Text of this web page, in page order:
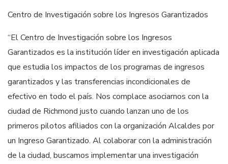
Centro de Investigación sobre los Ingresos Garantizados
“El Centro de Investigación sobre los Ingresos
Garantizados es la institución líder en investigación aplicada
que estudia los impactos de los programas de ingresos
garantizados y las transferencias incondicionales de
efectivo en todo el país. Nos complace asociarnos con la
ciudad de Richmond justo cuando lanzan uno de los
primeros pilotos afiliados con la organización Alcaldes por
un Ingreso Garantizado. Al colaborar con la administración
de la ciudad, buscamos implementar una investigación